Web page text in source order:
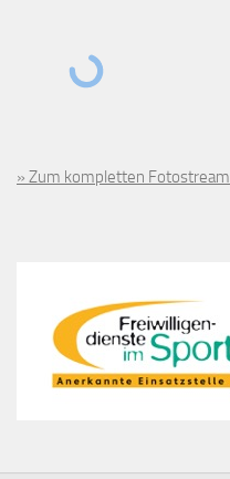
» Zum kompletten Fotostream